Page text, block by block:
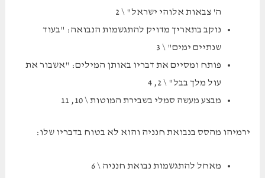
ה' צבאות אלוהי ישראל" \ 2
נוקב בתאריך מדויק להתגשמות הנבואה: "בעוד
שנתיים ימים" \ 3
פותח ומסיים את דבריו באותן המילים: "אשבור את
עול מלך בבל" \ 2, 4
מבצע מעשה סמלי בשבירת המוטות \ 10, 11
ירמיהו מהסס בנבואת חנניה והוא לא בטוח בדבריו שלו:
מאחל להתגשמות נבואת חנניה \ 6